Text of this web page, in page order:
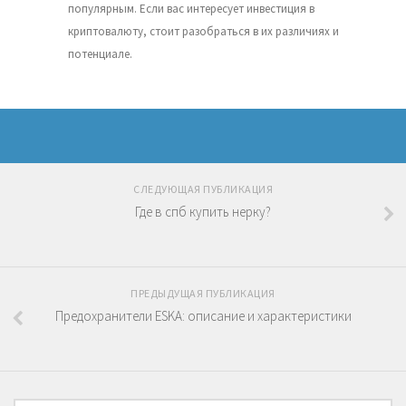
популярным. Если вас интересует инвестиция в
криптовалюту, стоит разобраться в их различиях и
потенциале.
СЛЕДУЮЩАЯ ПУБЛИКАЦИЯ
Где в спб купить нерку?
ПРЕДЫДУЩАЯ ПУБЛИКАЦИЯ
Предохранители ESKA: описание и характеристики